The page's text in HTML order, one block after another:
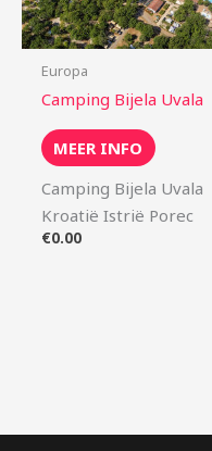
Europa
Camping Bijela Uvala
MEER INFO
Camping Bijela Uvala
Kroatië Istrië Porec
€0.00